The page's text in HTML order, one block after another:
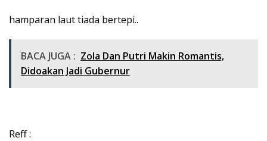
hamparan laut tiada bertepi..
BACA JUGA : Zola Dan Putri Makin Romantis,
Didoakan Jadi Gubernur
Reff :